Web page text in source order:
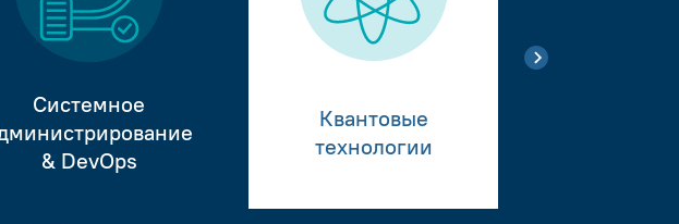
Системное
& DevOps
Квантовые
технологии